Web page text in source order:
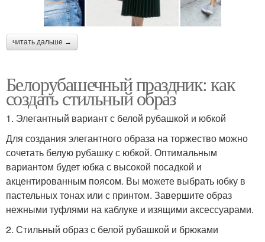
читать дальше →
Белорубашечный праздник: как
создать стильный образ
1. Элегантный вариант с белой рубашкой и юбкой
Для создания элегантного образа на торжество можно
сочетать белую рубашку с юбкой. Оптимальным
вариантом будет юбка с высокой посадкой и
акцентированным поясом. Вы можете выбрать юбку в
пастельных тонах или с принтом. Завершите образ
нежными туфлями на каблуке и изящими аксессуарами.
2. Стильный образ с белой рубашкой и брюками